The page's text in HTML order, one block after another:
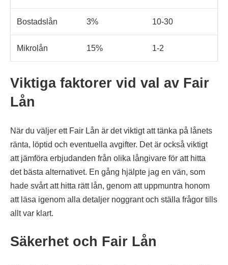
Bostadslån 3% 10-30
Mikrolån 15% 1-2
Viktiga faktorer vid val av Fair
Lån
När du väljer ett Fair Lån är det viktigt att tänka på lånets
ränta, löptid och eventuella avgifter. Det är också viktigt
att jämföra erbjudanden från olika långivare för att hitta
det bästa alternativet. En gång hjälpte jag en vän, som
hade svårt att hitta rätt lån, genom att uppmuntra honom
att läsa igenom alla detaljer noggrant och ställa frågor tills
allt var klart.
Säkerhet och Fair Lån